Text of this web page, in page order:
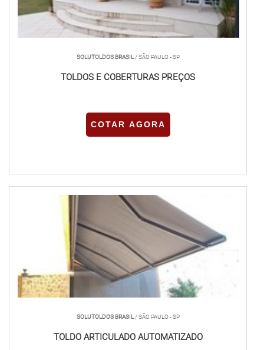
SOLUTOLDOS BRASIL/ SÃO PAULO - SP
TOLDOS E COBERTURAS PREÇOS
COTAR AGORA
SOLUTOLDOS BRASIL/ SÃO PAULO - SP
TOLDO ARTICULADO AUTOMATIZADO